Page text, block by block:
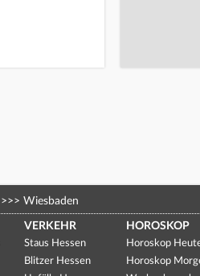
>>> Wiesbaden
VERKEHR
Staus Hessen
Blitzer Hessen
HOROSKOP
Horoskop
Horoskop